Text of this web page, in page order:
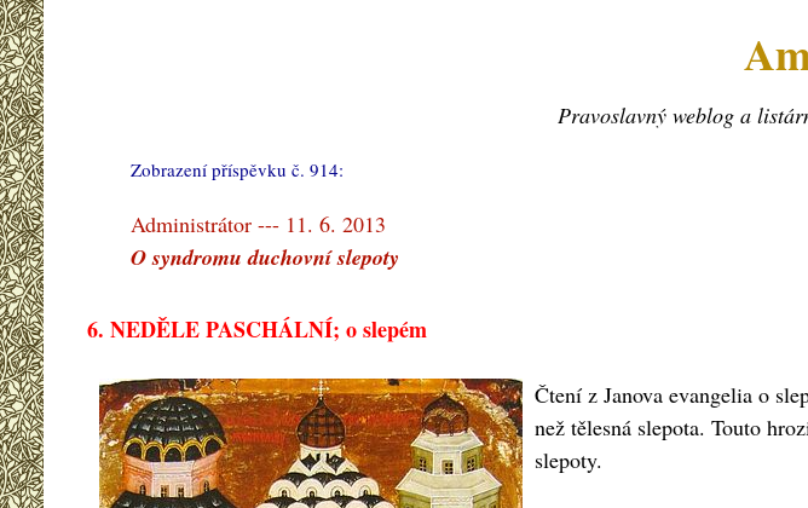
Pravoslavný weblog a
Zobrazení příspěvku č. 914:
Administrátor --- 11. 6. 2013
O syndromu duchovní slepoty
6. NEDĚLE PASCHÁLNÍ; o slepém
Čtení z Janova evangelia o
než tělesná slepota. Touto
slepoty.